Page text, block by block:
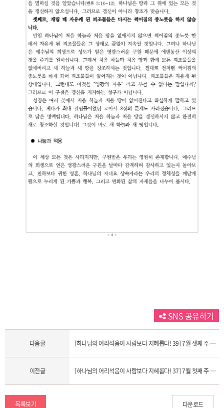
SNS 공유하기
다음글 [하나님의 어리석음이 사람보다 지혜롭다! 39] 7월 셋째 주 셀그룹 교재입니다.
이전글 [하나님의 어리석음이 사람보다 지혜롭다! 37] 7월 첫째 주 셀그룹 교재입니다.
목록보기 다운로드